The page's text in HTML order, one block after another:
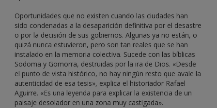
Oportunidades que no existen cuando las ciudades han
sido condenadas a la desaparición definitiva por el desastre
o por la decisión de sus gobiernos. Algunas ya no están, o
quizá nunca estuvieron, pero son tan reales que se han
instalado en la memoria colectiva. Sucede con las bíblicas
Sodoma y Gomorra, destruidas por la ira de Dios. «Desde
el punto de vista histórico, no hay ningún resto que avale la
autenticidad de esa tesis», explica el historiador Rafael
Aguirre. «Es una leyenda para explicar la existencia de un
paisaje desolador en una zona muy castigada».